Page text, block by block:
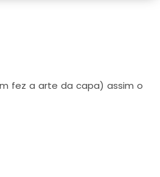
fez a arte da capa) assim o